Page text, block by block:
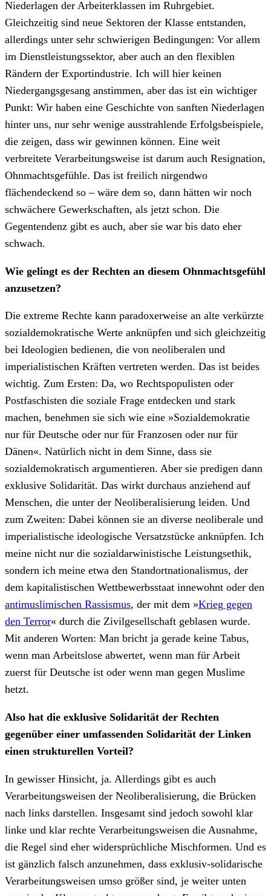
Niederlagen der Arbeiterklassen im Ruhrgebiet.
Gleichzeitig sind neue Sektoren der Klasse entstanden,
allerdings unter sehr schwierigen Bedingungen: Vor allem
im Dienstleistungssektor, aber auch an den flexiblen
Rändern der Exportindustrie. Ich will hier keinen
Niedergangsgesang anstimmen, aber das ist ein wichtiger
Punkt: Wir haben eine Geschichte von sanften Niederlagen
hinter uns, nur sehr wenige ausstrahlende Erfolgsbeispiele,
die zeigen, dass wir gewinnen können. Eine weit
verbreitete Verarbeitungsweise ist darum auch Resignation,
Ohnmachtsgefühle. Das ist freilich nirgendwo
flächendeckend so – wäre dem so, dann hätten wir noch
schwächere Gewerkschaften, als jetzt schon. Die
Gegentendenz gibt es auch, aber sie war bis dato eher
schwach.
Wie gelingt es der Rechten an diesem Ohnmachtsgefühl
anzusetzen?
Die extreme Rechte kann paradoxerweise an alte verkürzte
sozialdemokratische Werte anknüpfen und sich gleichzeitig
bei Ideologien bedienen, die von neoliberalen und
imperialistischen Kräften vertreten werden. Das ist beides
wichtig. Zum Ersten: Da, wo Rechtspopulisten oder
Postfaschisten die soziale Frage entdecken und stark
machen, benehmen sie sich wie eine »Sozialdemokratie
nur für Deutsche oder nur für Franzosen oder nur für
Dänen«. Natürlich nicht in dem Sinne, dass sie
sozialdemokratisch argumentieren. Aber sie predigen dann
exklusive Solidarität. Das wirkt durchaus anziehend auf
Menschen, die unter der Neoliberalisierung leiden. Und
zum Zweiten: Dabei können sie an diverse neoliberale und
imperialistische ideologische Versatzstücke anknüpfen. Ich
meine nicht nur die sozialdarwinistische Leistungsethik,
sondern ich meine etwa den Standortnationalismus, der
dem kapitalistischen Wettbewerbsstaat innewohnt oder den
antimuslimischen Rassismus, der mit dem »Krieg gegen
den Terror« durch die Zivilgesellschaft geblasen wurde.
Mit anderen Worten: Man bricht ja gerade keine Tabus,
wenn man Arbeitslose abwertet, wenn man für Arbeit
zuerst für Deutsche ist oder wenn man gegen Muslime
hetzt.
Also hat die exklusive Solidarität der Rechten
gegenüber einer umfassenden Solidarität der Linken
einen strukturellen Vorteil?
In gewisser Hinsicht, ja. Allerdings gibt es auch
Verarbeitungsweisen der Neoliberalisierung, die Brücken
nach links darstellen. Insgesamt sind jedoch sowohl klar
linke und klar rechte Verarbeitungsweisen die Ausnahme,
die Regel sind eher widersprüchliche Mischformen. Und es
ist gänzlich falsch anzunehmen, dass exklusiv-solidarische
Verarbeitungsweisen umso größer sind, je weiter unten